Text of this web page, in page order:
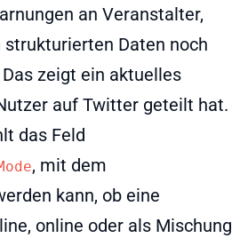
an Veranstalter,
Daten noch
zeigt ein aktuelles
auf Twitter geteilt hat.
das Feld
, mit dem
kann, ob eine
online oder als Mischung